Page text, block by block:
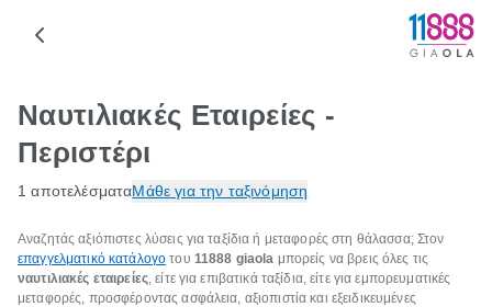
Ναυτιλιακές Εταιρείες -
Περιστέρι
1 αποτελέσματαΜάθε για την ταξινόμηση
Αναζητάς αξιόπιστες λύσεις για ταξίδια ή μεταφορές στη θάλασσα; Στον
επαγγελματικό κατάλογο του 11888 giaola μπορείς να βρεις όλες τις
ναυτιλιακές εταιρείες, είτε για επιβατικά ταξίδια, είτε για εμπορευματικές
μεταφορές, προσφέροντας ασφάλεια, αξιοπιστία και εξειδικευμένες